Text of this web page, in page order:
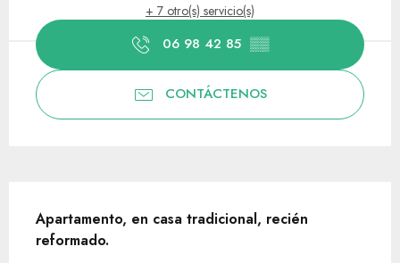
+ 7 otro(s) servicio(s)
06 98 42 85 ▒▒
CONTÁCTENOS
Apartamento, en casa tradicional, recién
reformado.